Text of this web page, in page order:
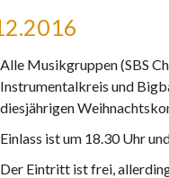
Alle Musikgruppen (SBS
Instrumentalkreis und
diesjährigen
Einlass ist um 18.30 Uhr
Der Eintritt ist frei,